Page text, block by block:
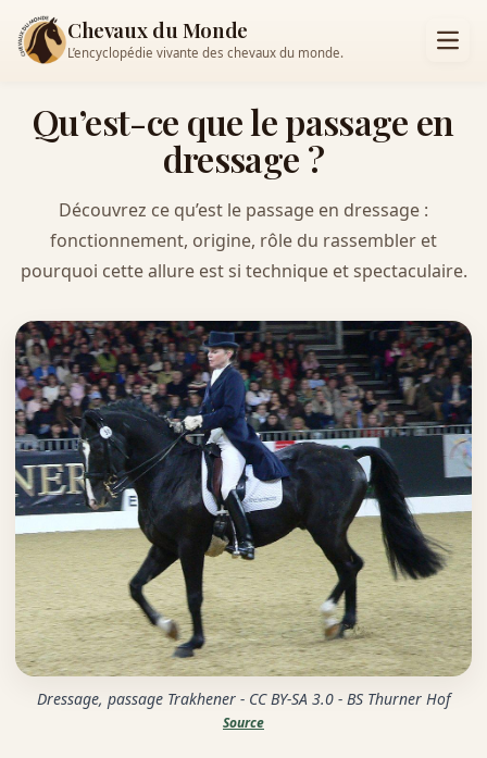
Chevaux du Monde
L’encyclopédie vivante des chevaux du monde.
Qu’est-ce que le passage en
dressage ?
Découvrez ce qu’est le passage en dressage :
fonctionnement, origine, rôle du rassembler et
pourquoi cette allure est si technique et spectaculaire.
Dressage, passage Trakhener - CC BY-SA 3.0 - BS Thurner Hof
Source